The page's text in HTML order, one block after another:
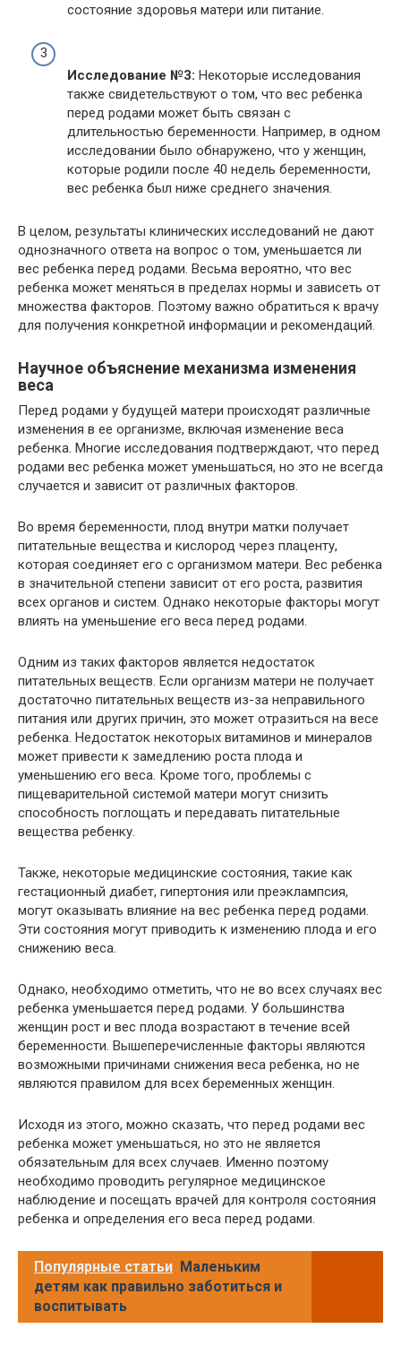
состояние здоровья матери или питание.
Исследование №3: Некоторые исследования
также свидетельствуют о том, что вес ребенка
перед родами может быть связан с
длительностью беременности. Например, в одном
исследовании было обнаружено, что у женщин,
которые родили после 40 недель беременности,
вес ребенка был ниже среднего значения.
В целом, результаты клинических исследований не дают
однозначного ответа на вопрос о том, уменьшается ли
вес ребенка перед родами. Весьма вероятно, что вес
ребенка может меняться в пределах нормы и зависеть от
множества факторов. Поэтому важно обратиться к врачу
для получения конкретной информации и рекомендаций.
Научное объяснение механизма изменения
веса
Перед родами у будущей матери происходят различные
изменения в ее организме, включая изменение веса
ребенка. Многие исследования подтверждают, что перед
родами вес ребенка может уменьшаться, но это не всегда
случается и зависит от различных факторов.
Во время беременности, плод внутри матки получает
питательные вещества и кислород через плаценту,
которая соединяет его с организмом матери. Вес ребенка
в значительной степени зависит от его роста, развития
всех органов и систем. Однако некоторые факторы могут
влиять на уменьшение его веса перед родами.
Одним из таких факторов является недостаток
питательных веществ. Если организм матери не получает
достаточно питательных веществ из-за неправильного
питания или других причин, это может отразиться на весе
ребенка. Недостаток некоторых витаминов и минералов
может привести к замедлению роста плода и
уменьшению его веса. Кроме того, проблемы с
пищеварительной системой матери могут снизить
способность поглощать и передавать питательные
вещества ребенку.
Также, некоторые медицинские состояния, такие как
гестационный диабет, гипертония или преэклампсия,
могут оказывать влияние на вес ребенка перед родами.
Эти состояния могут приводить к изменению плода и его
снижению веса.
Однако, необходимо отметить, что не во всех случаях вес
ребенка уменьшается перед родами. У большинства
женщин рост и вес плода возрастают в течение всей
беременности. Вышеперечисленные факторы являются
возможными причинами снижения веса ребенка, но не
являются правилом для всех беременных женщин.
Исходя из этого, можно сказать, что перед родами вес
ребенка может уменьшаться, но это не является
обязательным для всех случаев. Именно поэтому
необходимо проводить регулярное медицинское
наблюдение и посещать врачей для контроля состояния
ребенка и определения его веса перед родами.
Популярные статьи Маленьким
детям как правильно заботиться и
воспитывать